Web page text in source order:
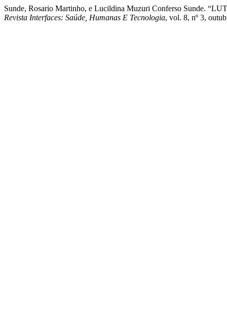
Sunde, Rosario Martinho, e Lucildina Muzuri Conferso Sunde.
Revista Interfaces: Saúde, Humanas E Tecnologia, vol. 8, nº 3,